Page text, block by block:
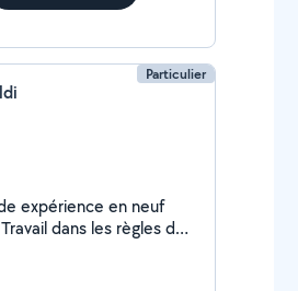
Particulier
expérience en neuf
de